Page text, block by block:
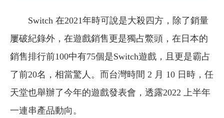
Switch 在2021年時可說是大殺四方，除了銷量
屢破紀錄外，在遊戲銷售更是獨占鱉頭，在日本的
銷售排行前100中有75個是Switch遊戲，且更是霸占
了前20名，相當驚人。而台灣時間 2 月 10 日時，任
天堂也舉辦了今年的遊戲發表會，透露2022 上半年
一連串產品動向。